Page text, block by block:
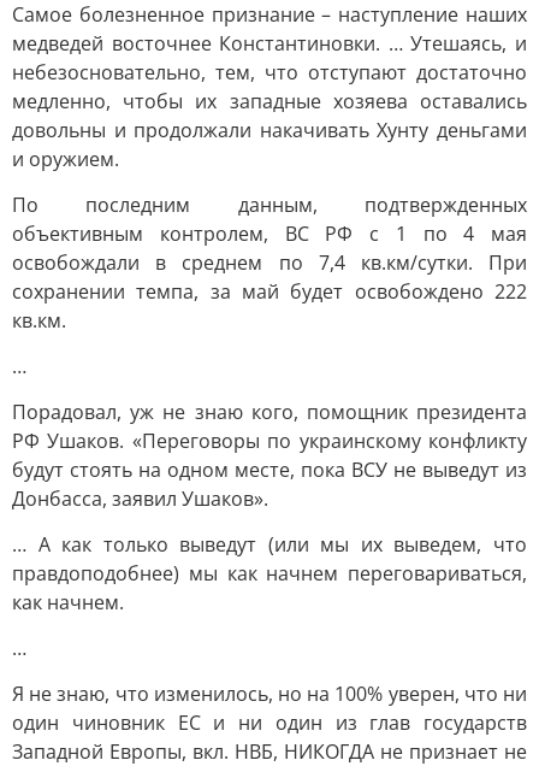
Самое болезненное признание – наступление наших
медведей восточнее Константиновки. … Утешаясь, и
небезосновательно, тем, что отступают достаточно
медленно, чтобы их западные хозяева оставались
довольны и продолжали накачивать Хунту деньгами
и оружием.
По последним данным, подтвержденных
объективным контролем, ВС РФ с 1 по 4 мая
освобождали в среднем по 7,4 кв.км/сутки. При
сохранении темпа, за май будет освобождено 222
кв.км.
…
Порадовал, уж не знаю кого, помощник президента
РФ Ушаков. «Переговоры по украинскому конфликту
будут стоять на одном месте, пока ВСУ не выведут из
Донбасса, заявил Ушаков».
… А как только выведут (или мы их выведем, что
правдоподобнее) мы как начнем переговариваться,
как начнем.
…
Я не знаю, что изменилось, но на 100% уверен, что ни
один чиновник ЕС и ни один из глав государств
Западной Европы, вкл. НВБ, НИКОГДА не признает не